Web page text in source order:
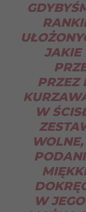
JAKIE
PRZEZ
W
W